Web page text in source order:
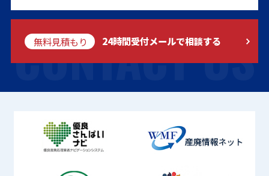
CONTACT US
無料見積もり 24時間受付メールで相談する